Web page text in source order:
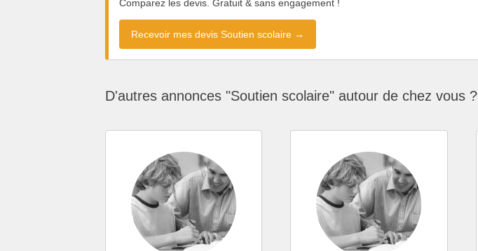
Comparez les devis. Gratuit & sans engagement !
Recevoir mes devis Soutien scolaire →
D'autres annonces "Soutien scolaire" autour de chez vous ?